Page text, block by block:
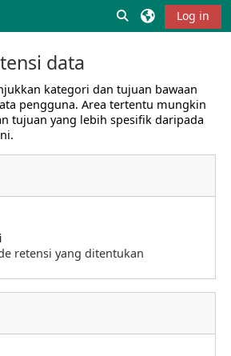
Alihkan input
Log in
data
kategori dan tujuan bawaan
pengguna. Area tertentu mungkin
tujuan yang lebih spesifik daripada
retensi yang ditentukan